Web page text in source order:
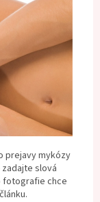
prejavy mykózy
slová
fotografie chce